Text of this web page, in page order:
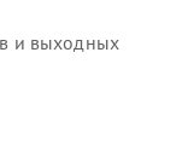
и выходных